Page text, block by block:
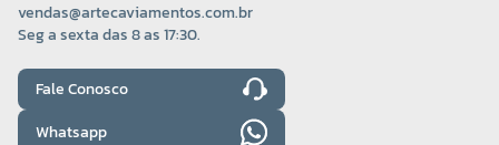
vendas@artecaviamentos.com.br
Seg a sexta das 8 as 17:30.
Fale Conosco
Whatsapp